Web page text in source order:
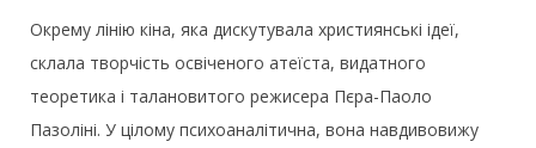
Окрему лінію кіна, яка дискутувала християнські ідеї,
склала творчість освіченого атеїста, видатного
теоретика і талановитого режисера Пєра-Паоло
Пазоліні. У цілому психоаналітична, вона навдивовижу